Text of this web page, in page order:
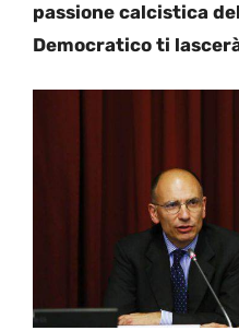
passione calcistica
Democratico ti